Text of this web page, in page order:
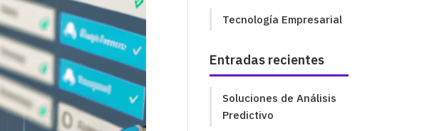
Tecnología Empresarial
Entradas recientes
Soluciones de Análisis
Predictivo